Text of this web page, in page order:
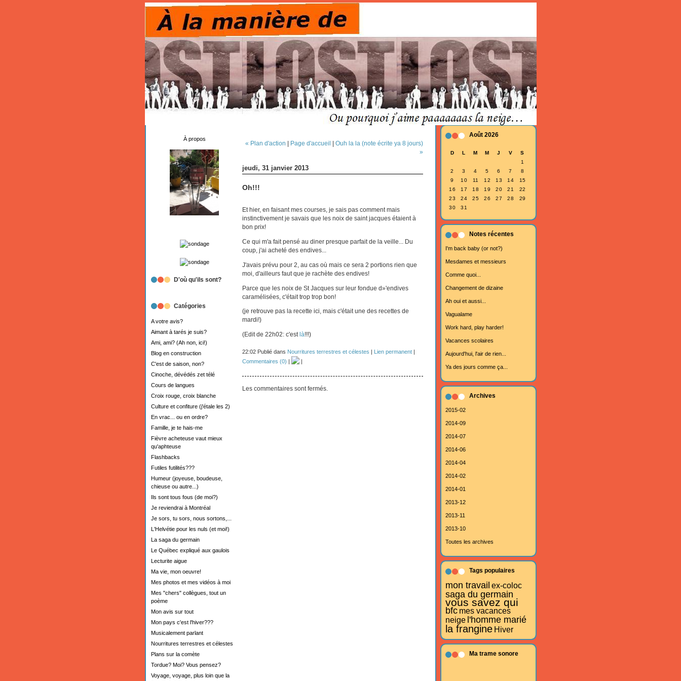
À propos
D'où qu'ils sont?
Catégories
A votre avis?
Aimant à tarés je suis?
Ami, ami? (Ah non, ici!)
Blog en construction
C'est de saison, non?
Cinoche, dévédés zet télé
Cours de langues
Croix rouge, croix blanche
Culture et confiture (j'étale les 2)
En vrac... ou en ordre?
Famille, je te hais-me
Fièvre acheteuse vaut mieux
qu'aphteuse
Flashbacks
Futiles futilités???
Humeur (joyeuse, boudeuse,
chieuse ou autre...)
Ils sont tous fous (de moi?)
Je reviendrai à Montréal
Je sors, tu sors, nous sortons,...
L'Helvétie pour les nuls (et moi!)
La saga du germain
Le Québec expliqué aux gaulois
Lecturite aigue
Ma vie, mon oeuvre!
Mes photos et mes vidéos à moi
Mes "chers" collègues, tout un
poème
Mon avis sur tout
Mon pays c'est l'hiver???
Musicalement parlant
Nourritures terrestres et célestes
Plans sur la comète
Tordue? Moi? Vous pensez?
Voyage, voyage, plus loin que la
Août 2026
D L M M J V
S
1
2
3 4 5 6 7
8
9
10 11 12 13 14
15
16
17 18 19 20 21
22
23
24 25 26 27 28
29
30
31
Notes récentes
I'm back baby (or not?)
Mesdames et messieurs
Comme quoi...
Changement de dizaine
Ah oui et aussi...
Vagualame
Work hard, play harder!
Vacances scolaires
Aujourd'hui, l'air de rien...
Ya des jours comme ça...
Archives
2015-02
2014-09
2014-07
2014-06
2014-04
2014-02
2014-01
2013-12
2013-11
2013-10
Toutes les archives
Tags populaires
mon travail ex-coloc
saga du germain
vous savez qui
bfc mes vacances
neige l'homme marié
la frangine Hiver
Ma trame sonore
« Plan d'action | Page d'accueil | Ouh la la (note écrite ya 8 jours)
»
jeudi, 31 janvier 2013
Oh!!!
Et hier, en faisant mes courses, je sais pas comment mais
instinctivement je savais que les noix de saint jacques étaient à
bon prix!
Ce qui m'a fait pensé au diner presque parfait de la veille... Du
coup, j'ai acheté des endives...
J'avais prévu pour 2, au cas où mais ce sera 2 portions rien que
moi, d'ailleurs faut que je rachète des endives!
Parce que les noix de St Jacques sur leur fondue d»'endives
caramélisées, c'était trop trop bon!
(je retrouve pas la recette ici, mais c'était une des recettes de
mardi!)
(Edit de 22h02: c'est là!!!)
22:02 Publié dans Nourritures terrestres et célestes | Lien permanent|
Commentaires (0) | |
Les commentaires sont fermés.